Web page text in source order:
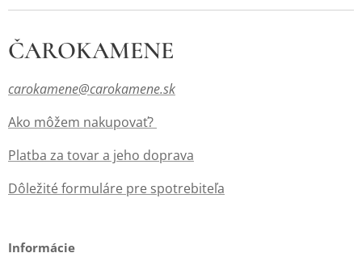
ČAROKAMENE
carokamene@carokamene.sk
Ako môžem nakupovať?
Platba za tovar a jeho doprava
Dôležité formuláre pre spotrebiteľa
Informácie